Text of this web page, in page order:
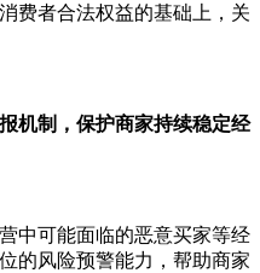
费者合法权益的基础上，关
机制，保护商家持续稳定经
中可能面临的恶意买家等经
的风险预警能力，帮助商家